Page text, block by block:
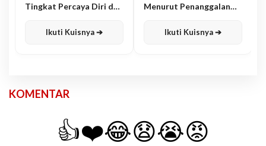
Tingkat Percaya Diri dan
Ikuti Kuisnya ➔
Menurut Penanggalan
Ikuti Kuisnya ➔
KOMENTAR
👍❤️😂😧😭😡